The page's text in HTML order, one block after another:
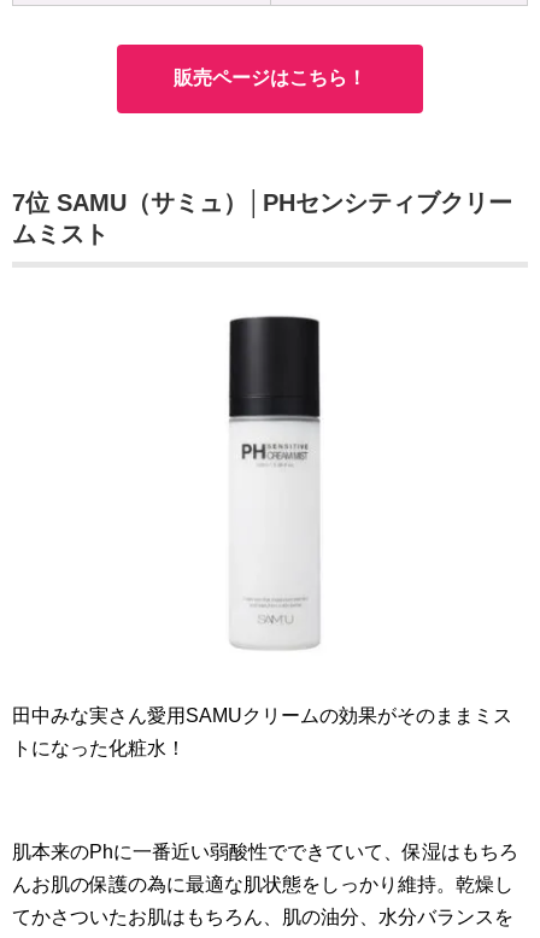
販売ページはこちら！
7位 SAMU（サミュ）│PHセンシティブクリー
ムミスト
田中みな実さん愛用SAMUクリームの効果がそのままミス
トになった化粧水！
肌本来のPhに一番近い弱酸性でできていて、保湿はもちろ
んお肌の保護の為に最適な肌状態をしっかり維持。乾燥し
てかさついたお肌はもちろん、肌の油分、水分バランスを